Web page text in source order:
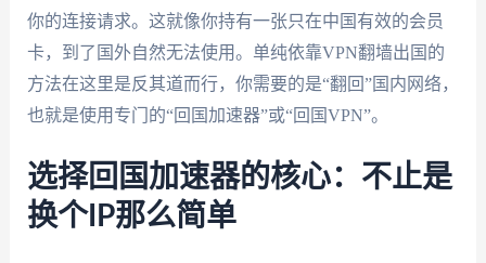
你的连接请求。这就像你持有一张只在中国有效的会员
卡，到了国外自然无法使用。单纯依靠VPN翻墙出国的
方法在这里是反其道而行，你需要的是“翻回”国内网络，
也就是使用专门的“回国加速器”或“回国VPN”。
选择回国加速器的核心：不止是
换个IP那么简单